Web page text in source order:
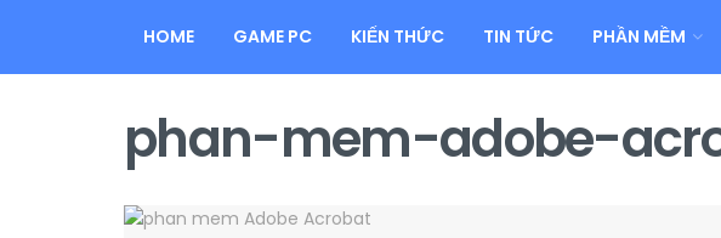
HOME GAME PC KIẾN THỨC TIN TỨC PHẦN MỀM
phan-mem-adobe-